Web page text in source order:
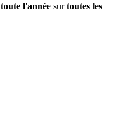
l'année surtoutes les